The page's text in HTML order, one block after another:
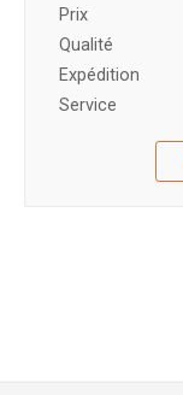
Prix ​​
Qualité
Expédition
Service